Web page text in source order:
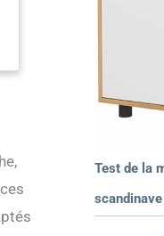
Test de la